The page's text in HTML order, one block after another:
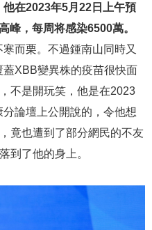
在2023年5月22日上午預
峰，每周将感染6500萬。
而栗。不過鍾南山同時又
XBB變異株的疫苗很快面
不是開玩笑，他是在2023
論壇上公開說的，令他想
竟也遭到了部分網民的不友
到了他的身上。